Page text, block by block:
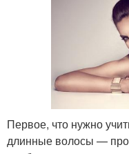
Первое, что нужно
длинные волосы —